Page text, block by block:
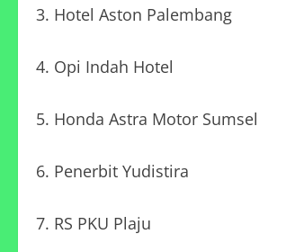
3. Hotel Aston Palembang
4. Opi Indah Hotel
5. Honda Astra Motor Sumsel
6. Penerbit Yudistira
7. RS PKU Plaju